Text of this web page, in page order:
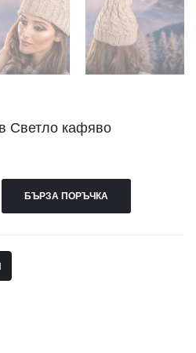
Светло кафяво
БЪРЗА ПОРЪЧКА